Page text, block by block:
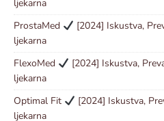
ljekarna
ProstaMed
[2024] Iskustva,
ljekarna
FlexoMed
[2024] Iskustva,
ljekarna
Optimal Fit
[2024] Iskustva,
ljekarna